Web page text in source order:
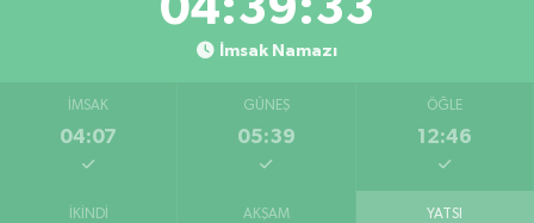
İmsak Namazı
İMSAK
04:07
GÜNEŞ
05:39
ÖĞLE
12:46
İKINDI AKŞAM YATSI